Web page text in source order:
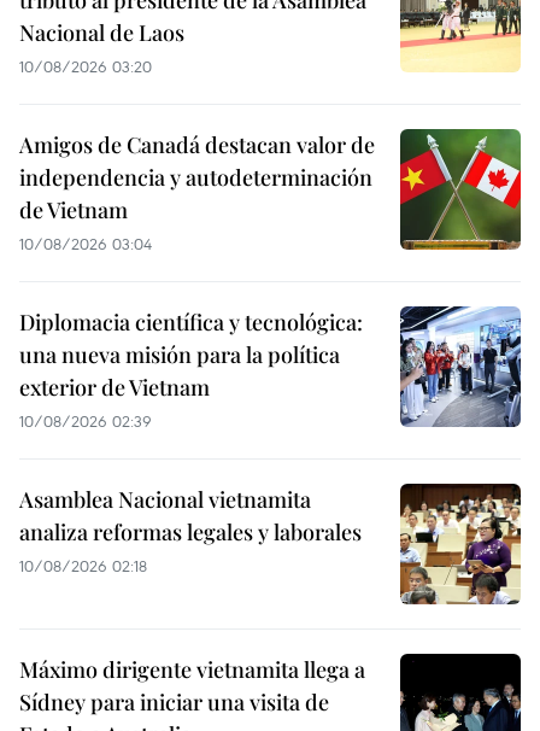
Nacional de Laos
10/08/2026 03:20
Amigos de Canadá destacan valor de
independencia y autodeterminación
de Vietnam
10/08/2026 03:04
Diplomacia científica y tecnológica:
una nueva misión para la política
exterior de Vietnam
10/08/2026 02:39
Asamblea Nacional vietnamita
analiza reformas legales y laborales
10/08/2026 02:18
Máximo dirigente vietnamita llega a
Sídney para iniciar una visita de